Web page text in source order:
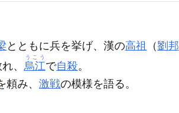
とともに兵を挙げ、漢の高祖 （劉邦
、 烏江
うこう
で自殺。
頼み、 激戦の模様を語る。